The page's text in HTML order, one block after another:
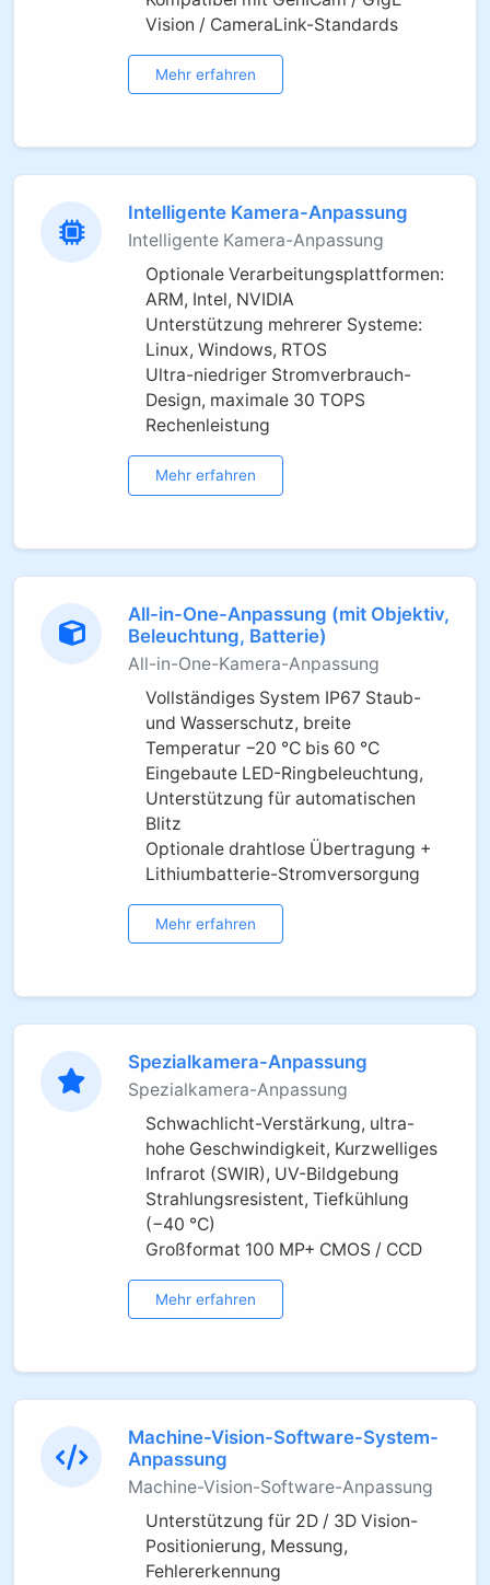
Vision / CameraLink-Standards
Mehr erfahren
Intelligente Kamera-Anpassung
Intelligente Kamera-Anpassung
Optionale Verarbeitungsplattformen:
ARM, Intel, NVIDIA
Unterstützung mehrerer Systeme:
Linux, Windows, RTOS
Ultra-niedriger Stromverbrauch-
Design, maximale 30 TOPS
Rechenleistung
Mehr erfahren
All-in-One-Anpassung (mit Objektiv,
Beleuchtung, Batterie)
All-in-One-Kamera-Anpassung
Vollständiges System IP67 Staub-
und Wasserschutz, breite
Temperatur −20 °C bis 60 °C
Eingebaute LED-Ringbeleuchtung,
Unterstützung für automatischen
Blitz
Optionale drahtlose Übertragung +
Lithiumbatterie-Stromversorgung
Mehr erfahren
Spezialkamera-Anpassung
Spezialkamera-Anpassung
Schwachlicht-Verstärkung, ultra-
hohe Geschwindigkeit, Kurzwelliges
Infrarot (SWIR), UV-Bildgebung
Strahlungsresistent, Tiefkühlung
(−40 °C)
Großformat 100 MP+ CMOS / CCD
Mehr erfahren
Machine-Vision-Software-System-
Anpassung
Machine-Vision-Software-Anpassung
Unterstützung für 2D / 3D Vision-
Positionierung, Messung,
Fehlererkennung